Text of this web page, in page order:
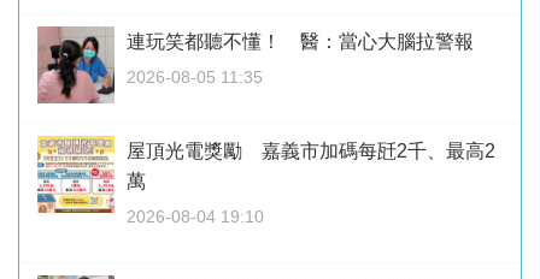
連玩笑都聽不懂！ 醫：當心大腦拉警報
2026-08-05 11:35
屋頂光電獎勵 嘉義市加碼每瓩2千、最高2
萬
2026-08-04 19:10